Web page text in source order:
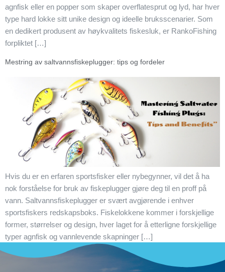
agnfisk eller en popper som skaper overflatesprut og lyd, har hver
type hard lokke sitt unike design og ideelle bruksscenarier. Som
en dedikert produsent av høykvalitets fiskesluk, er RankoFishing
forpliktet […]
Mestring av saltvannsfiskeplugger: tips og fordeler
Hvis du er en erfaren sportsfisker eller nybegynner, vil det å ha
nok forståelse for bruk av fiskeplugger gjøre deg til en proff på
vann. Saltvannsfiskeplugger er svært avgjørende i enhver
sportsfiskers redskapsboks. Fiskelokkene kommer i forskjellige
former, størrelser og design, hver laget for å etterligne forskjellige
typer agnfisk og vannlevende skapninger […]